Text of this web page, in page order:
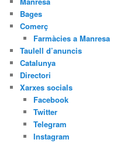
Bages
Comerç
Farmàcies a Manresa
Taulell d’anuncis
Catalunya
Directori
Xarxes socials
Facebook
Twitter
Telegram
Instagram